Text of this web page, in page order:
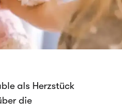
als Herzstück
die